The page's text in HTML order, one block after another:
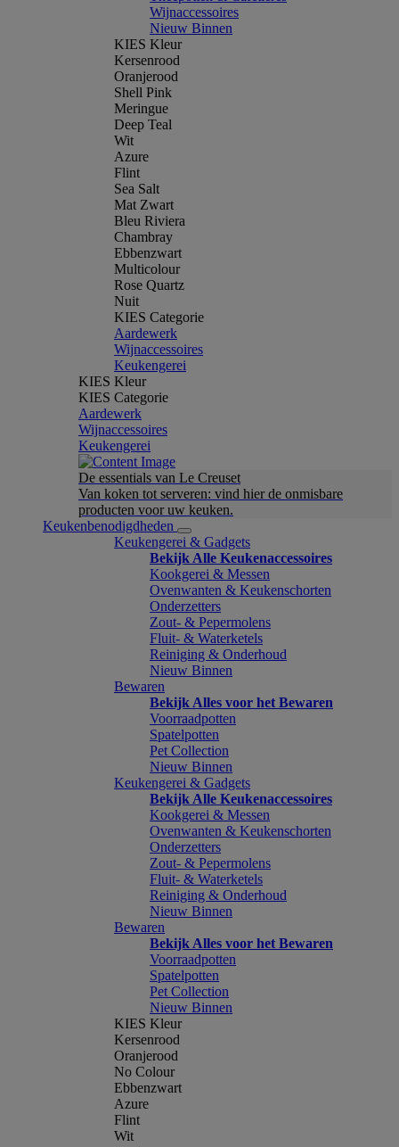
Wijnaccessoires
Nieuw Binnen
KIES Kleur
Kersenrood
Oranjerood
Shell Pink
Meringue
Deep Teal
Wit
Azure
Flint
Sea Salt
Mat Zwart
Bleu Riviera
Chambray
Ebbenzwart
Multicolour
Rose Quartz
Nuit
KIES Categorie
Aardewerk
Wijnaccessoires
Keukengerei
KIES Kleur
KIES Categorie
Aardewerk
Wijnaccessoires
Keukengerei
De essentials van Le Creuset
Van koken tot serveren: vind hier de onmisbare
producten voor uw keuken.
Keukenbenodigdheden
Keukengerei & Gadgets
Bekijk Alle Keukenaccessoires
Kookgerei & Messen
Ovenwanten & Keukenschorten
Onderzetters
Zout- & Pepermolens
Fluit- & Waterketels
Reiniging & Onderhoud
Nieuw Binnen
Bewaren
Bekijk Alles voor het Bewaren
Voorraadpotten
Spatelpotten
Pet Collection
Nieuw Binnen
Keukengerei & Gadgets
Bekijk Alle Keukenaccessoires
Kookgerei & Messen
Ovenwanten & Keukenschorten
Onderzetters
Zout- & Pepermolens
Fluit- & Waterketels
Reiniging & Onderhoud
Nieuw Binnen
Bewaren
Bekijk Alles voor het Bewaren
Voorraadpotten
Spatelpotten
Pet Collection
Nieuw Binnen
KIES Kleur
Kersenrood
Oranjerood
No Colour
Ebbenzwart
Azure
Flint
Wit